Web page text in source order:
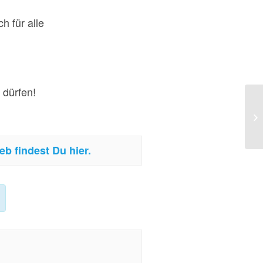
für alle
findest Du hier.